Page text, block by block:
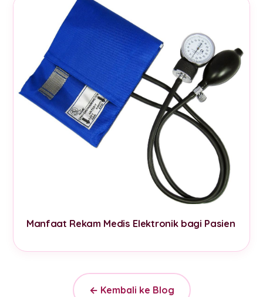
Manfaat Rekam Medis Elektronik bagi Pasien
← Kembali ke Blog